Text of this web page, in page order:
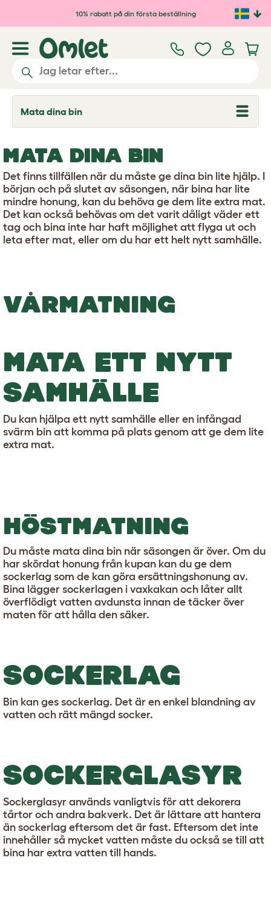
Hoppa till huvudinnehåll
10% rabatt på din första beställning
Mata dina bin
T
o
l
e
d
r
o
p
d
w
n
MATA DINA BIN
Det finns tillfällen när du måste ge dina bin lite hjälp. I
början och på slutet av säsongen, när bina har lite
mindre honung, kan du behöva ge dem lite extra mat.
Det kan också behövas om det varit dåligt väder ett
tag och bina inte har haft möjlighet att flyga ut och
leta efter mat, eller om du har ett helt nytt samhälle.
VÅRMATNING
MATA ETT NYTT
SAMHÄLLE
Du kan hjälpa ett nytt samhälle eller en infångad
svärm bin att komma på plats genom att ge dem lite
extra mat.
HÖSTMATNING
Du måste mata dina bin när säsongen är över. Om du
har skördat honung från kupan kan du ge dem
sockerlag som de kan göra ersättningshonung av.
Bina lägger sockerlagen i vaxkakan och låter allt
överflödigt vatten avdunsta innan de täcker över
maten för att hålla den säker.
SOCKERLAG
Bin kan ges sockerlag. Det är en enkel blandning av
vatten och rätt mängd socker.
SOCKERGLASYR
Sockerglasyr används vanligtvis för att dekorera
tårtor och andra bakverk. Det är lättare att hantera
än sockerlag eftersom det är fast. Eftersom det inte
innehåller så mycket vatten måste du också se till att
bina har extra vatten till hands.